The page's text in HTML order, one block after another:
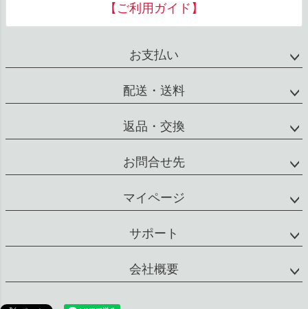
へ
【ご利用ガイド】
お支払い
配送・送料
返品・交換
お問合せ先
マイページ
サポート
会社概要